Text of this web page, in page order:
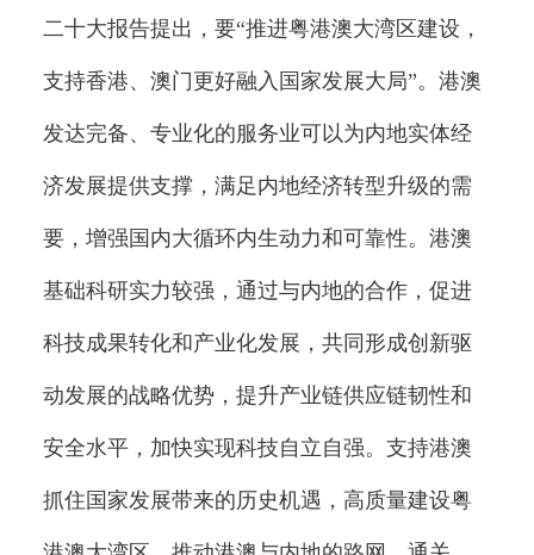
二十大报告提出，要“推进粤港澳大湾区建设，
支持香港、澳门更好融入国家发展大局”。港澳
发达完备、专业化的服务业可以为内地实体经
济发展提供支撑，满足内地经济转型升级的需
要，增强国内大循环内生动力和可靠性。港澳
基础科研实力较强，通过与内地的合作，促进
科技成果转化和产业化发展，共同形成创新驱
动发展的战略优势，提升产业链供应链韧性和
安全水平，加快实现科技自立自强。支持港澳
抓住国家发展带来的历史机遇，高质量建设粤